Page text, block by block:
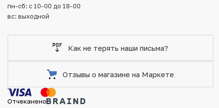
пн-сб: с 10-00 до 18-00
вс: выходной
Как не терять наши письма?
Отзывы о магазине на Маркете
Отчеканено